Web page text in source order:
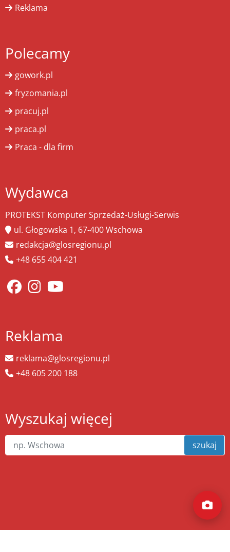
Reklama
Polecamy
gowork.pl
fryzomania.pl
pracuj.pl
praca.pl
Praca - dla firm
Wydawca
PROTEKST Komputer Sprzedaż-Usługi-Serwis
ul. Głogowska 1, 67-400 Wschowa
redakcja@glosregionu.pl
+48 655 404 421
Reklama
reklama@glosregionu.pl
+48 605 200 188
Wyszukaj więcej
szukaj